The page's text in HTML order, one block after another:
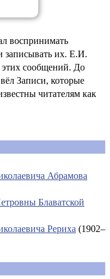
воспринимать
записывать их. Е.И.
сообщений. До
Записи, которые
читателям как
Абрамова
Блаватской
Рериха (1902–